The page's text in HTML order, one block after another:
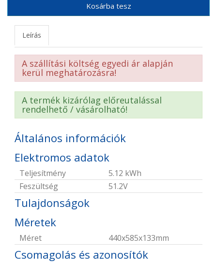
Kosárba tesz
Leírás
A szállítási költség egyedi ár alapján
kerül meghatározásra!
A termék kizárólag előreutalással
rendelhető / vásárolható!
Általános információk
Elektromos adatok
Teljesítmény
5.12 kWh
Feszültség
51.2V
Tulajdonságok
Méretek
Méret 440x585x133mm
Csomagolás és azonosítók